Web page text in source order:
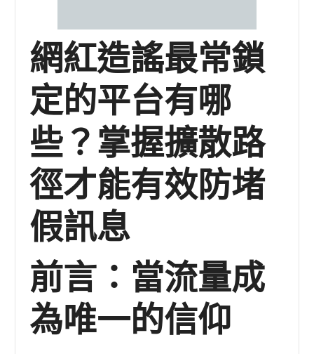
網紅造謠最常鎖
定的平台有哪
些？掌握擴散路
徑才能有效防堵
假訊息
前言：當流量成
為唯一的信仰